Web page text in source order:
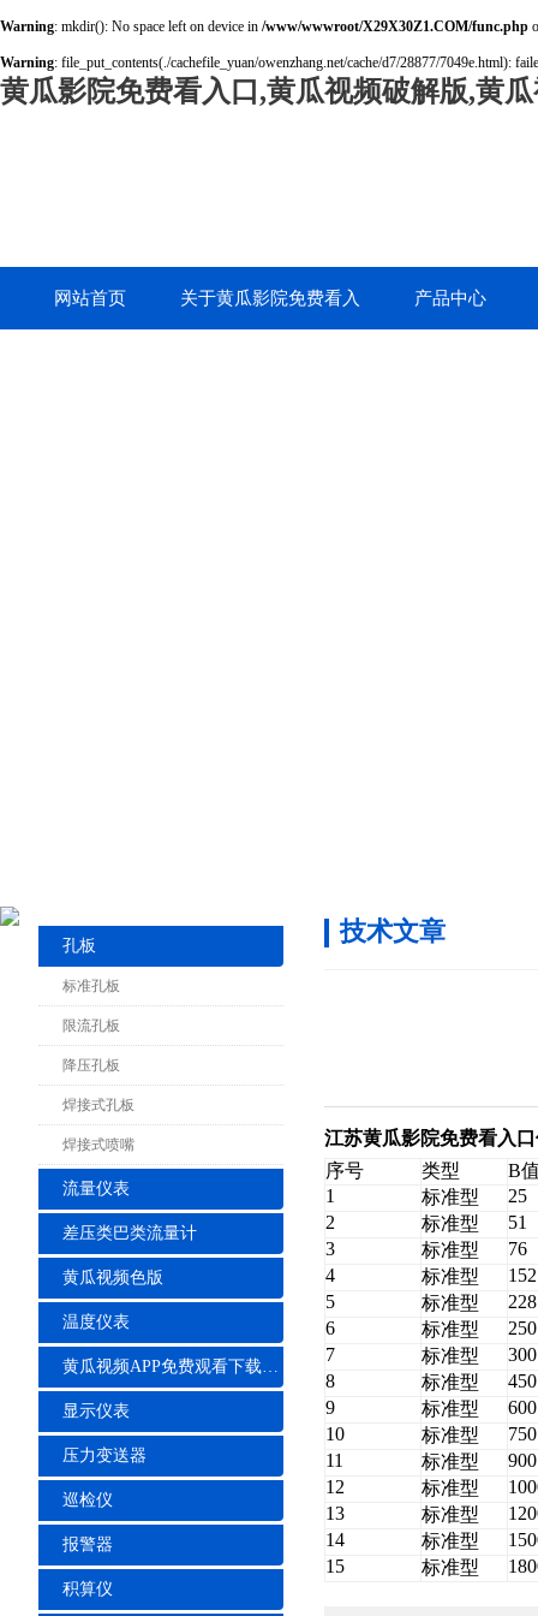
Warning: mkdir(): No space left on device in /www/wwwroot/X29X30Z1.COM/func.php
Warning: file_put_contents(./cachefile_yuan/owenzhang.net/cache/d7/28877/7049e.html):
黄瓜影院免费看入口,黄瓜视频破解版,黄
网站首页 关于黄瓜影院免费看入 产品中心
孔板
标准孔板
限流孔板
降压孔板
焊接式孔板
焊接式喷嘴
流量仪表
差压类巴类流量计
黄瓜视频色版
温度仪表
黄瓜视频APP免费观看下载安装
显示仪表
压力变送器
巡检仪
报警器
积算仪
技术文章
江苏黄瓜影院免费看入
序号
类型 B
1
标准型
25
2
标准型
51
3
标准型
76
4
标准型
152
5
标准型
228
6
标准型
250
7
标准型
300
8
标准型
450
9
标准型
600
10
标准型
750
11
标准型
900
12
标准型
13
标准型
14
标准型
15
标准型